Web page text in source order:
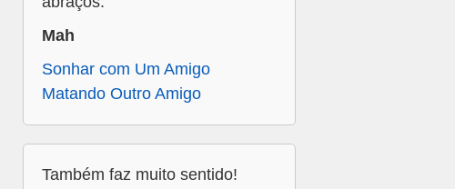
Mah
Sonhar com Um Amigo
Matando Outro Amigo
Também faz muito sentido!